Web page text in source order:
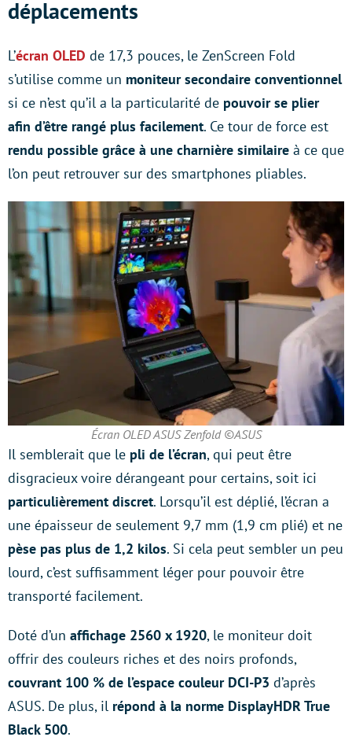
déplacements
L’écran OLED de 17,3 pouces, le ZenScreen Fold
s’utilise comme un moniteur secondaire conventionnel
si ce n’est qu’il a la particularité de pouvoir se plier
afin d’être rangé plus facilement. Ce tour de force est
rendu possible grâce à une charnière similaire à ce que
l’on peut retrouver sur des smartphones pliables.
Écran OLED ASUS Zenfold ©ASUS
Il semblerait que le pli de l’écran, qui peut être
disgracieux voire dérangeant pour certains, soit ici
particulièrement discret. Lorsqu’il est déplié, l’écran a
une épaisseur de seulement 9,7 mm (1,9 cm plié) et ne
pèse pas plus de 1,2 kilos. Si cela peut sembler un peu
lourd, c’est suffisamment léger pour pouvoir être
transporté facilement.
Doté d’un affichage 2560 x 1920, le moniteur doit
offrir des couleurs riches et des noirs profonds,
couvrant 100 % de l’espace couleur DCI-P3 d’après
ASUS. De plus, il répond à la norme DisplayHDR True
Black 500.